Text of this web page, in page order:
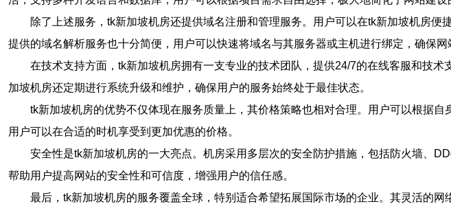
除了上述服务，tk新加坡机房还提供域名注册和管理服务。用户可以在tk新加坡机房
提供的域名解析服务也十分简便，用户可以快速将域名与其服务器或主机进行绑定，确保网
在技术支持方面，tk新加坡机房拥有一支专业的技术团队，提供24/7的在线客服和技
加坡机房还定期进行系统升级和维护，确保用户的服务始终处于最佳状态。
tk新加坡机房的优势不仅体现在服务质量上，其价格策略也相对合理。用户可以根据
用户可以在合适的时机享受到更加优惠的价格。
安全性是tk新加坡机房的一大亮点。机房采用多层次的安全防护措施，包括防火墙、
帮助用户提高网站的安全性和可信度，增强用户的信任感。
最后，tk新加坡机房的服务覆盖全球，特别适合希望拓展国际市场的企业。其灵活的